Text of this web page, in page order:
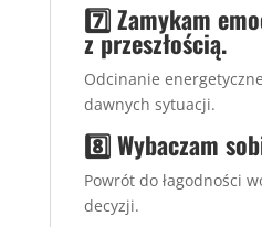
7️⃣ Zamykam
z przeszłością.
Odcinanie
dawnych sytuacji.
8️⃣ Wybaczam
Powrót do łagodności
decyzji.